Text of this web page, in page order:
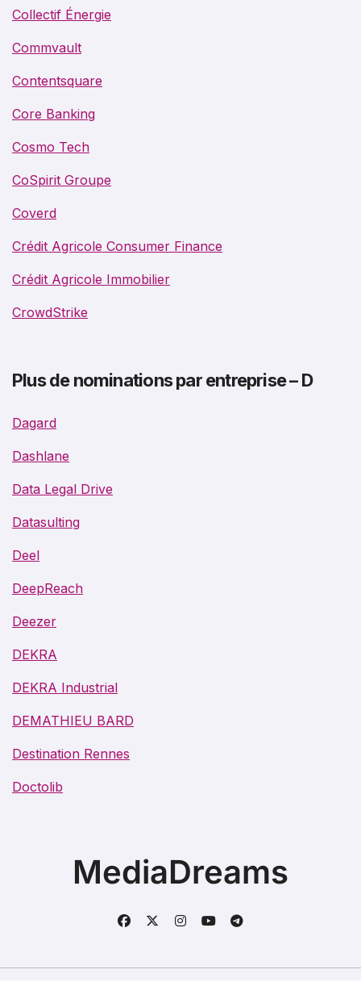
Collectif Énergie
Commvault
Contentsquare
Core Banking
Cosmo Tech
CoSpirit Groupe
Coverd
Crédit Agricole Consumer Finance
Crédit Agricole Immobilier
CrowdStrike
Plus de nominations par entreprise – D
Dagard
Dashlane
Data Legal Drive
Datasulting
Deel
DeepReach
Deezer
DEKRA
DEKRA Industrial
DEMATHIEU BARD
Destination Rennes
Doctolib
MediaDreams